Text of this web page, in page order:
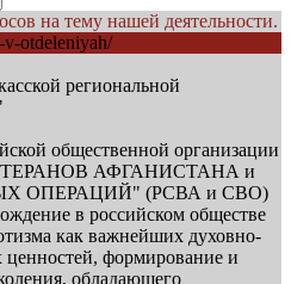
на тему нашей деятельности.
региональной
общественной организации
АФГАНИСТАНА и
ОПЕРАЦИЙ" (РСВА и СВО)
в российском обществе
как важнейших духовно-
формирование и
обладающего